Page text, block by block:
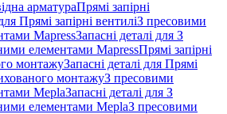
арматураПрямі запірні
Прямі запірні вентиліЗ пресовими
MapressЗапасні деталі для З
елементами MapressПрямі запірні
монтажуЗапасні деталі для Прямі
монтажуЗ пресовими
MeplaЗапасні деталі для З
елементами MeplaЗ пресовими